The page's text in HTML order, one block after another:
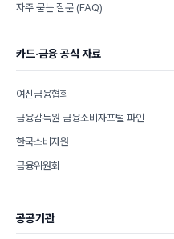
자주 묻는 질문 (FAQ)
카드·금융 공식 자료
여신금융협회
금융감독원 금융소비자포털 파인
한국소비자원
금융위원회
공공기관